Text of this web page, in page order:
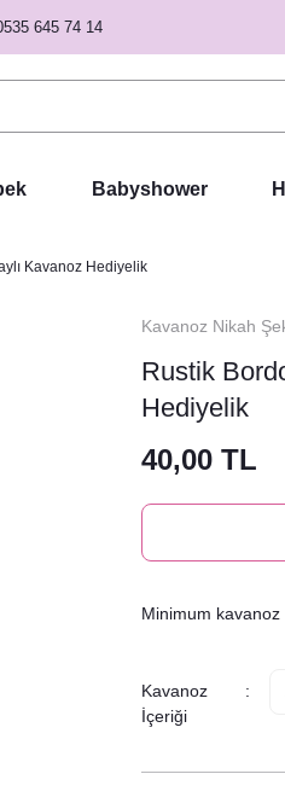
645 74 14
Babyshower
Kavanoz Hediyelik
Kavanoz Nikah
Rustik
Hediyelik
40,00 TL
Minimum kavanoz
Kavanoz
İçeriği